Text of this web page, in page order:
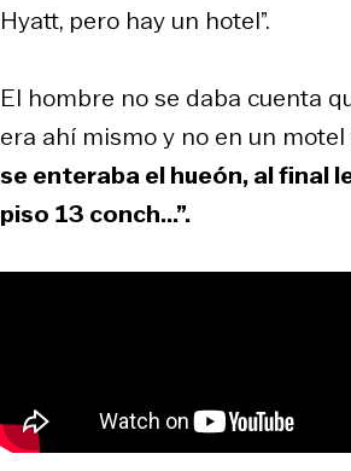
Hyatt, pero hay un hotel”.
El hombre no se daba cuenta
era ahí mismo y no en un motel
se enteraba el hueón, al final
piso 13 conch...”.